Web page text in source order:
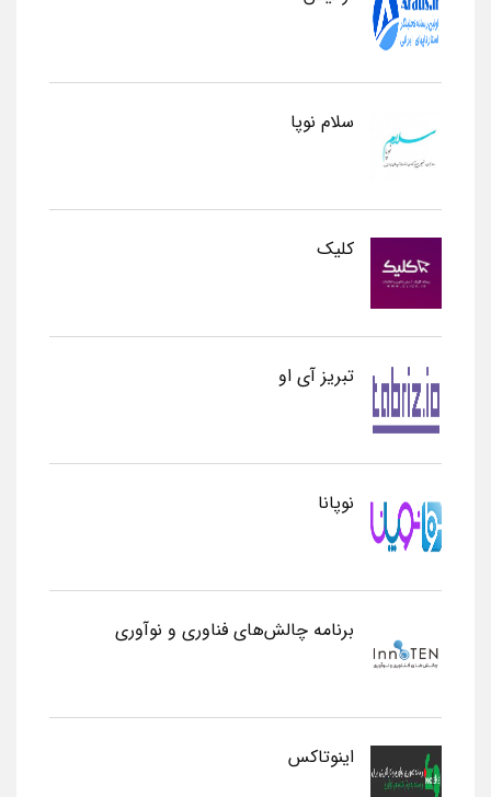
سلام نوپا
کلیک
تبریز آی او
نوپانا
برنامه چالش‌های فناوری و نوآوری
اینوتاکس